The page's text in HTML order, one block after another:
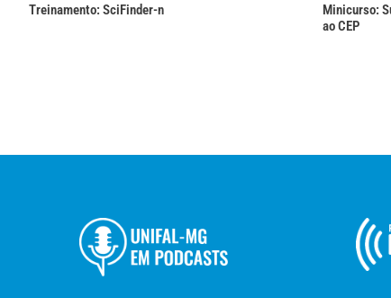
Treinamento: SciFinder-n
Minicurso:
ao CEP